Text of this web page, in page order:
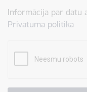
Informācija par datu
Privātuma politika